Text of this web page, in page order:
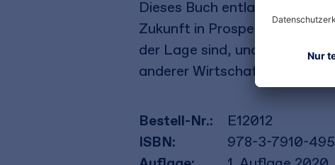
Dieses Buch entlarvt den
Zukunft in Prosperität und
der Lage sind, und worauf
anderer Wirtschaftsentwurf
Bestell-Nr.:
E12012
ISBN:
978-3-7910-